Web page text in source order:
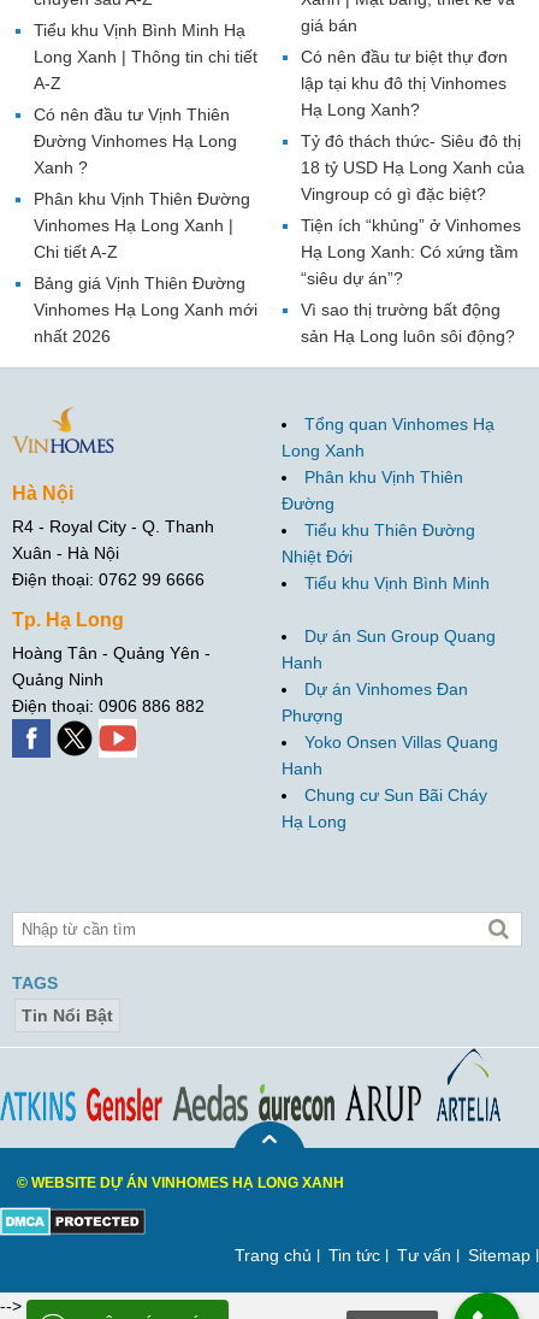
giá bán
Có nên đầu tư biệt thự đơn
lập tại khu đô thị Vinhomes
Hạ Long Xanh?
Tỷ đô thách thức- Siêu đô thị
18 tỷ USD Hạ Long Xanh của
Vingroup có gì đặc biệt?
Tiện ích “khủng” ở Vinhomes
Hạ Long Xanh: Có xứng tầm
“siêu dự án”?
Vì sao thị trường bất động
sản Hạ Long luôn sôi động?
Tiểu khu Vịnh Bình Minh Hạ
Long Xanh | Thông tin chi tiết
A-Z
Có nên đầu tư Vịnh Thiên
Đường Vinhomes Hạ Long
Xanh ?
Phân khu Vịnh Thiên Đường
Vinhomes Hạ Long Xanh |
Chi tiết A-Z
Bảng giá Vịnh Thiên Đường
Vinhomes Hạ Long Xanh mới
nhất 2026
Hà Nội
R4 - Royal City - Q. Thanh
Xuân - Hà Nội
Điện thoại: 0762 99 6666
Tp. Hạ Long
Hoàng Tân - Quảng Yên -
Quảng Ninh
Điện thoại: 0906 886 882
Tổng quan Vinhomes Hạ
Long Xanh
Phân khu Vịnh Thiên
Đường
Tiểu khu Thiên Đường
Nhiệt Đới
Tiểu khu Vịnh Bình Minh
Dự án Sun Group Quang
Hanh
Dự án Vinhomes Đan
Phượng
Yoko Onsen Villas Quang
Hanh
Chung cư Sun Bãi Cháy
Hạ Long
TAGS
Tin Nổi Bật
© WEBSITE DỰ ÁN VINHOMES HẠ LONG XANH
Trang chủ Tin tức Tư vấn Sitemap
-->